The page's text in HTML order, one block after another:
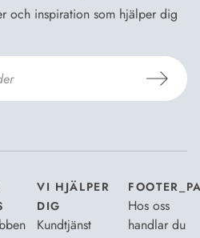
och inspiration som hjälper dig
VI HJÄLPER
DIG
Kundtjänst
Hos oss
handlar du